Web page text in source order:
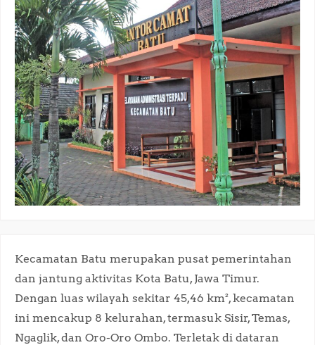
Kecamatan Batu merupakan pusat pemerintahan
dan jantung aktivitas Kota Batu, Jawa Timur.
Dengan luas wilayah sekitar 45,46 km², kecamatan
ini mencakup 8 kelurahan, termasuk Sisir, Temas,
Ngaglik, dan Oro-Oro Ombo. Terletak di dataran